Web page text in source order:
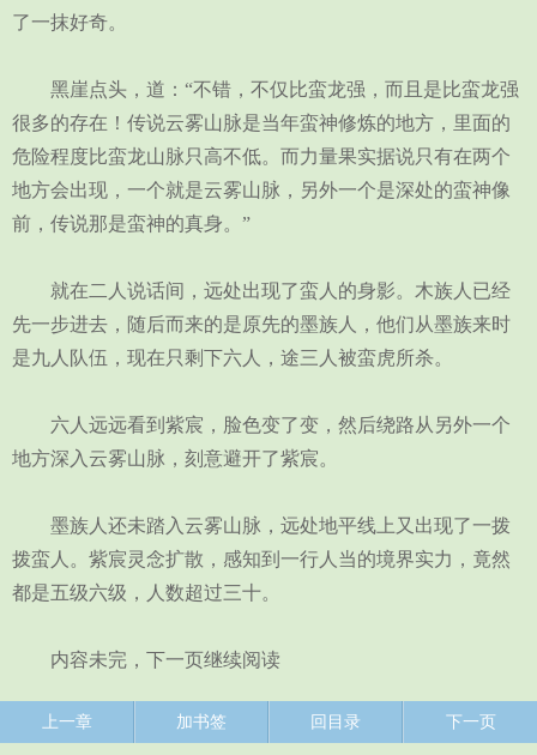
了一抹好奇。
黑崖点头，道：“不错，不仅比蛮龙强，而且是比蛮龙强
很多的存在！传说云雾山脉是当年蛮神修炼的地方，里面的
危险程度比蛮龙山脉只高不低。而力量果实据说只有在两个
地方会出现，一个就是云雾山脉，另外一个是深处的蛮神像
前，传说那是蛮神的真身。”
就在二人说话间，远处出现了蛮人的身影。木族人已经
先一步进去，随后而来的是原先的墨族人，他们从墨族来时
是九人队伍，现在只剩下六人，途三人被蛮虎所杀。
六人远远看到紫宸，脸色变了变，然后绕路从另外一个
地方深入云雾山脉，刻意避开了紫宸。
墨族人还未踏入云雾山脉，远处地平线上又出现了一拨
拨蛮人。紫宸灵念扩散，感知到一行人当的境界实力，竟然
都是五级六级，人数超过三十。
内容未完，下一页继续阅读
上一章 加书签 回目录 下一页